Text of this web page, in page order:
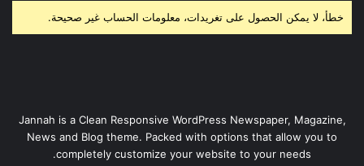
خطأ، لا يمكن الحصول على تغريدات، معلومات الحساب غير صحيحة.
Jannah is a Clean Responsive WordPress Newspaper, Magazine,
News and Blog theme. Packed with options that allow you to
completely customize your website to your needs.